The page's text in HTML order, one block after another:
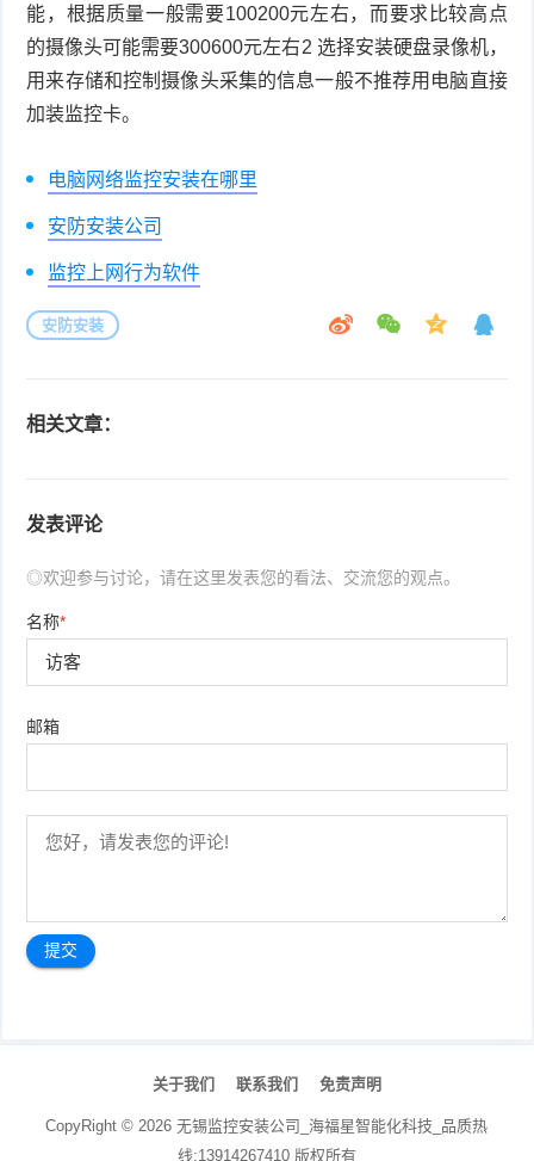
能，根据质量一般需要100200元左右，而要求比较高点
的摄像头可能需要300600元左右2 选择安装硬盘录像机，
用来存储和控制摄像头采集的信息一般不推荐用电脑直接
加装监控卡。
电脑网络监控安装在哪里
安防安装公司
监控上网行为软件
安防安装
相关文章：
发表评论
◎欢迎参与讨论，请在这里发表您的看法、交流您的观点。
名称*
邮箱
航
关于我们 联系我们 免责声明
CopyRight © 2026无锡监控安装公司_海福星智能化科技_品质热
线:13914267410版权所有